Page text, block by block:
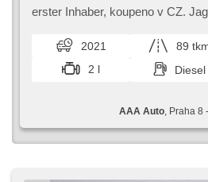
Scheibenwischersensor, starten
Sitze, beheizte Lenkrad, Uhr
Servolenkung, El.
Automatikgetriebe, Antrieb 4x4
erster Inhaber,​ koupeno v CZ.
Nabízí bohatou výbavu,​ moderní...
2021 89
2 l
Diesel
AAA Auto, Praha 8